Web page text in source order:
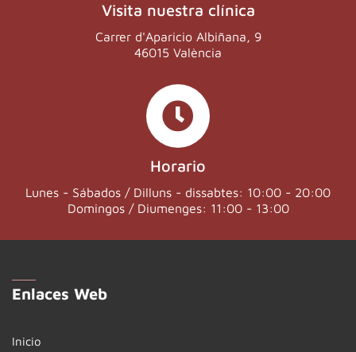
Visita nuestra clínica
Carrer d'Aparicio Albiñana, 9
46015 València
Horario
Lunes - Sábados / Dilluns - dissabtes: 10:00 - 20:00
Domingos / Diumenges: 11:00 - 13:00
Enlaces Web
Inicio